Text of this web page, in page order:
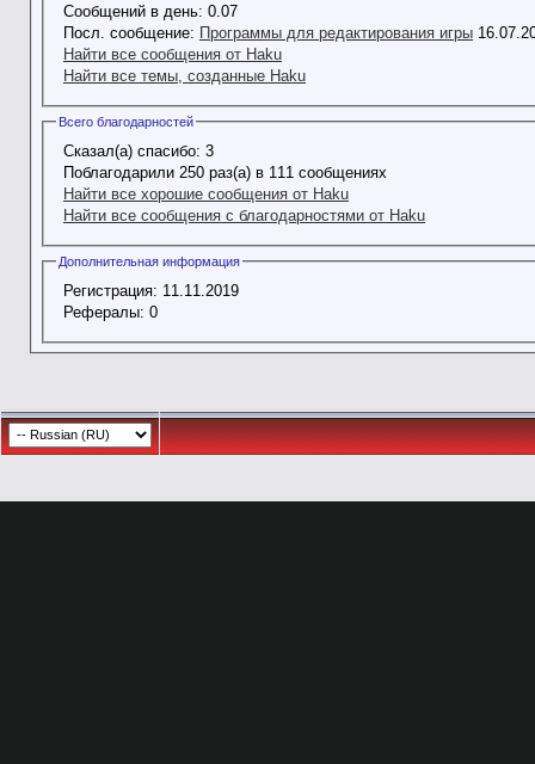
Сообщений в день: 0.07
Посл. сообщение: Программы для редактирования игры
Найти все сообщения от Haku
Найти все темы, созданные Haku
Всего благодарностей
Сказал(а) спасибо: 3
Поблагодарили 250 раз(а) в 111 сообщениях
Найти все хорошие сообщения от Haku
Найти все сообщения с благодарностями от Haku
Дополнительная информация
Регистрация: 11.11.2019
Рефералы: 0